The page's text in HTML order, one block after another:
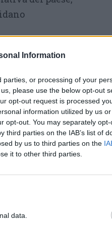
Information
or processing of your
please use the below opt-out
opt-out request is processed
information utilized by us
opt-out. You may separately
parties on the IAB’s list of
by us to third parties on the
it to other third parties.
data.
crescita e
e dipinto di
la propria
così un
dell’ex oratorio
per tutta
la poesia